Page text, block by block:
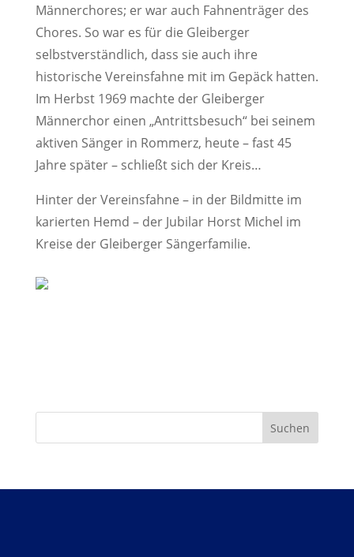
Männerchores; er war auch Fahnenträger des
Chores. So war es für die Gleiberger
selbstverständlich, dass sie auch ihre
historische Vereinsfahne mit im Gepäck hatten.
Im Herbst 1969 machte der Gleiberger
Männerchor einen „Antrittsbesuch“ bei seinem
aktiven Sänger in Rommerz, heute – fast 45
Jahre später – schließt sich der Kreis…
Hinter der Vereinsfahne – in der Bildmitte im
karierten Hemd – der Jubilar Horst Michel im
Kreise der Gleiberger Sängerfamilie.